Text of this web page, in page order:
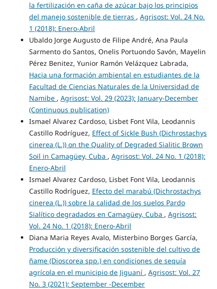
la fertilización en caña de azúcar bajo los principios
del manejo sostenible de tierras , Agrisost: Vol. 24 No.
1 (2018): Enero-Abril
Ubaldo Jorge Augusto de Filipe André, Ana Paula
Sarmento do Santos, Onelis Portuondo Savón, Mayelin
Pérez Benitez, Yunior Ramón Velázquez Labrada,
Hacia una formación ambiental en estudiantes de la
Facultad de Ciencias Naturales de la Universidad de
Namibe , Agrisost: Vol. 29 (2023): January-December
(Continuous publication)
Ismael Alvarez Cardoso, Lisbet Font Vila, Leodannis
Castillo Rodríguez, Effect of Sickle Bush (Dichrostachys
cinerea (L.)) on the Quality of Degraded Sialitic Brown
Soil in Camagüey, Cuba , Agrisost: Vol. 24 No. 1 (2018):
Enero-Abril
Ismael Alvarez Cardoso, Lisbet Font Vila, Leodannis
Castillo Rodríguez, Efecto del marabú (Dichrostachys
cinerea (L.)) sobre la calidad de los suelos Pardo
Sialítico degradados en Camagüey, Cuba , Agrisost:
Vol. 24 No. 1 (2018): Enero-Abril
Diana Maria Reyes Avalo, Misterbino Borges García,
Producción y diversificación sostenible del cultivo de
ñame (Dioscorea spp.) en condiciones de sequía
agrícola en el municipio de Jiguaní , Agrisost: Vol. 27
No. 3 (2021): September -December